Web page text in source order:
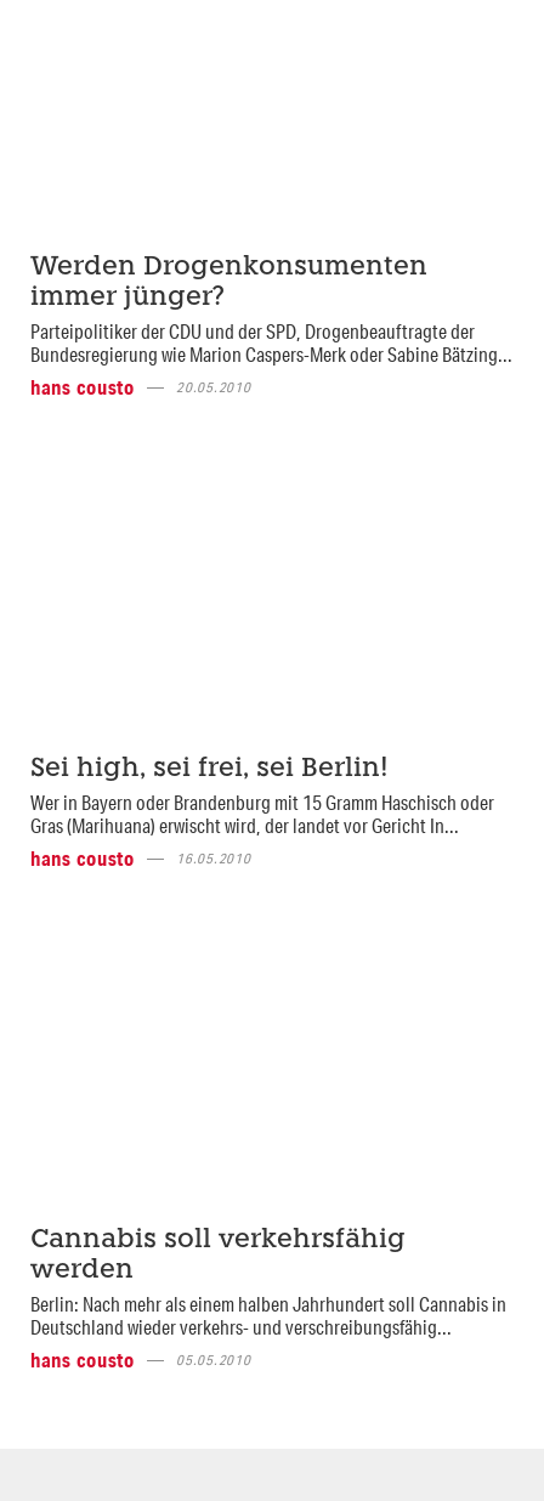
Werden Drogenkonsumenten
immer jünger?
Parteipolitiker der CDU und der SPD, Drogenbeauftragte der
Bundesregierung wie Marion Caspers-Merk oder Sabine Bätzing...
hans cousto
20.05.2010
Sei high, sei frei, sei Berlin!
Wer in Bayern oder Brandenburg mit 15 Gramm Haschisch oder
Gras (Marihuana) erwischt wird, der landet vor Gericht In...
hans cousto
16.05.2010
Cannabis soll verkehrsfähig
werden
Berlin: Nach mehr als einem halben Jahrhundert soll Cannabis in
Deutschland wieder verkehrs- und verschreibungsfähig...
hans cousto
05.05.2010